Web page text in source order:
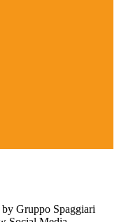
Gruppo Spaggiari